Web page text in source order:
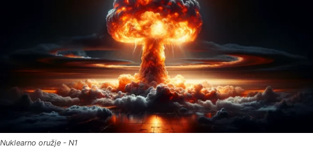
Nuklearno oružje - N1